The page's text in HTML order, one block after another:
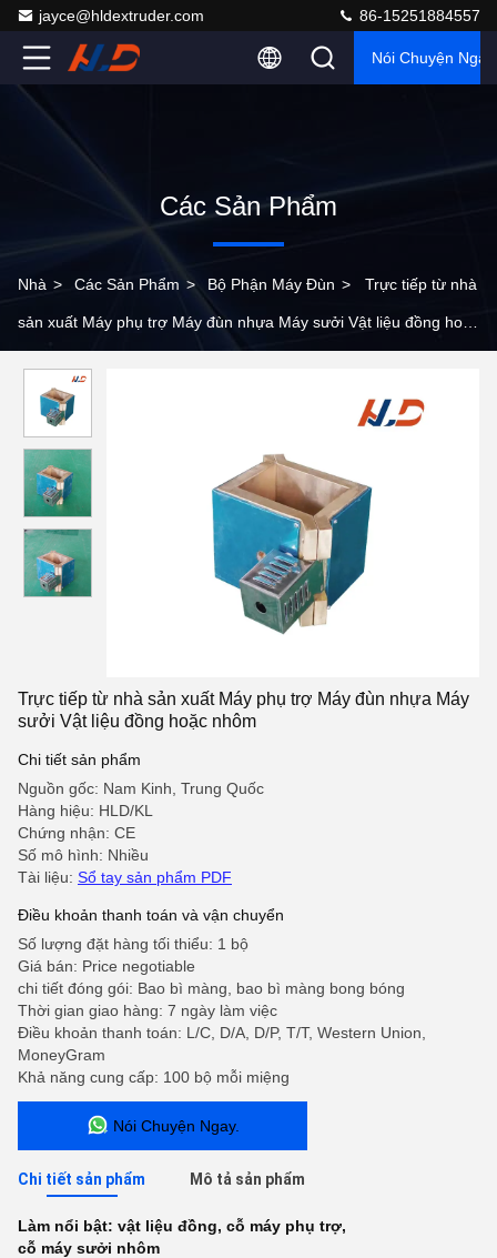
jayce@hldextruder.com 86-15251884557
Nói Chuyện Ngay.
Các Sản Phẩm
Nhà > Các Sản Phẩm > Bộ Phận Máy Đùn > Trực tiếp từ nhà
sản xuất Máy phụ trợ Máy đùn nhựa Máy sưởi Vật liệu đồng hoặc
Trực tiếp từ nhà sản xuất Máy phụ trợ Máy đùn nhựa Máy
sưởi Vật liệu đồng hoặc nhôm
Chi tiết sản phẩm
Nguồn gốc: Nam Kinh, Trung Quốc
Hàng hiệu: HLD/KL
Chứng nhận: CE
Số mô hình: Nhiều
Tài liệu: Sổ tay sản phẩm PDF
Điều khoản thanh toán và vận chuyển
Số lượng đặt hàng tối thiểu: 1 bộ
Giá bán: Price negotiable
chi tiết đóng gói: Bao bì màng, bao bì màng bong bóng
Thời gian giao hàng: 7 ngày làm việc
Điều khoản thanh toán: L/C, D/A, D/P, T/T, Western Union,
MoneyGram
Khả năng cung cấp: 100 bộ mỗi miệng
Nói Chuyện Ngay.
Chi tiết sản phẩm Mô tả sản phẩm
Làm nổi bật: vật liệu đồng, cỗ máy phụ trợ,
cỗ máy sưởi nhôm